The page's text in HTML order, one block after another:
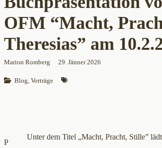
OFM “Macht,
Theresias” am
Marion Romberg 29. Jänner 2026
Blog, Vorträge
P
Unter dem Titel „Macht, Pracht, Stille”